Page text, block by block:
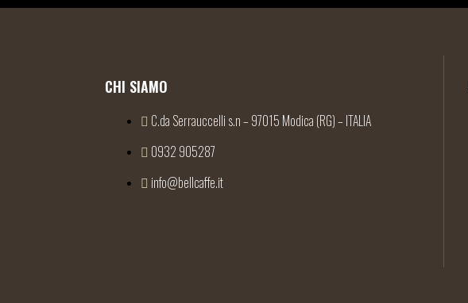
CHI SIAMO
C.da Serrauccelli s.n – 97015 Modica (RG) – ITALIA
0932 905287
info@bellcaffe.it